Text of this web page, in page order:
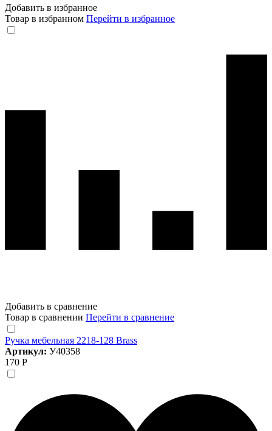
Добавить в избранное
Товар в избранном Перейти в избранное
Добавить в сравнение
Товар в сравнении Перейти в сравнение
Ручка мебельная 2218-128 Brass
Артикул: У40358
170 Р